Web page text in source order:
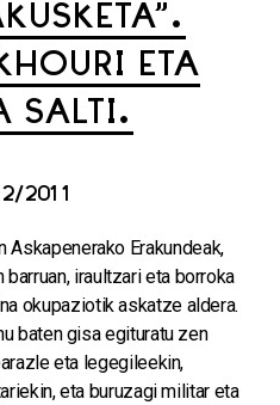
ETA
SALTI.
2011
Askapenerako Erakundeak,
iraultzari eta borroka
okupaziotik askatze aldera.
baten gisa egituratu zen
eta legegileekin,
eta buruzagi militar eta